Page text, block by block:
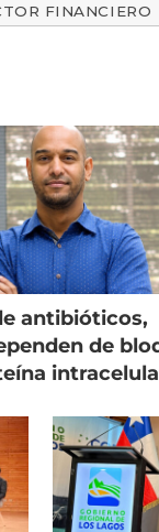
FINANCIERO
antibióticos,
de